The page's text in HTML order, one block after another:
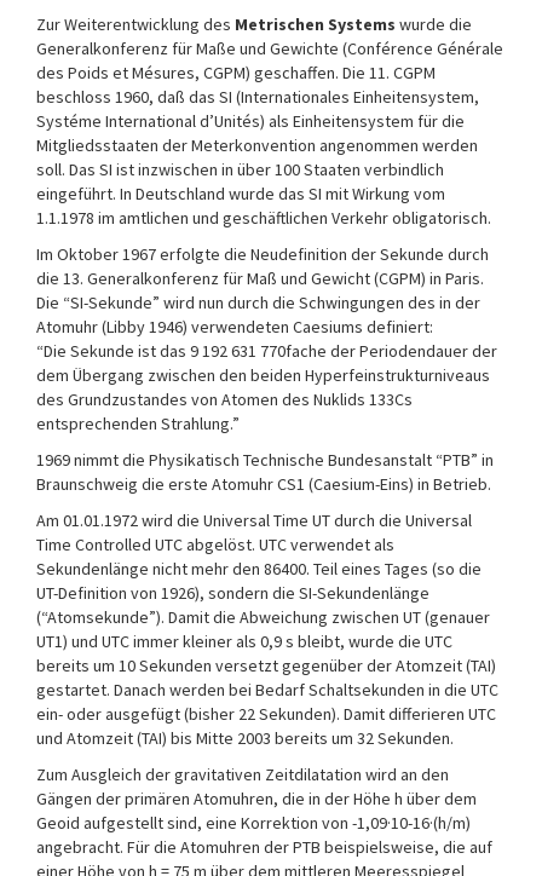
Zur Weiterentwicklung des Metrischen Systems wurde die
Generalkonferenz für Maße und Gewichte (Conférence Générale
des Poids et Mésures, CGPM) geschaffen. Die 11. CGPM
beschloss 1960, daß das SI (Internationales Einheitensystem,
Systéme International d’Unités) als Einheitensystem für die
Mitgliedsstaaten der Meterkonvention angenommen werden
soll. Das SI ist inzwischen in über 100 Staaten verbindlich
eingeführt. In Deutschland wurde das SI mit Wirkung vom
1.1.1978 im amtlichen und geschäftlichen Verkehr obligatorisch.
Im Oktober 1967 erfolgte die Neudefinition der Sekunde durch
die 13. Generalkonferenz für Maß und Gewicht (CGPM) in Paris.
Die “SI-Sekunde” wird nun durch die Schwingungen des in der
Atomuhr (Libby 1946) verwendeten Caesiums definiert:
“Die Sekunde ist das 9 192 631 770fache der Periodendauer der
dem Übergang zwischen den beiden Hyperfeinstrukturniveaus
des Grundzustandes von Atomen des Nuklids 133Cs
entsprechenden Strahlung.”
1969 nimmt die Physikatisch Technische Bundesanstalt “PTB” in
Braunschweig die erste Atomuhr CS1 (Caesium-Eins) in Betrieb.
Am 01.01.1972 wird die Universal Time UT durch die Universal
Time Controlled UTC abgelöst. UTC verwendet als
Sekundenlänge nicht mehr den 86400. Teil eines Tages (so die
UT-Definition von 1926), sondern die SI-Sekundenlänge
(“Atomsekunde”). Damit die Abweichung zwischen UT (genauer
UT1) und UTC immer kleiner als 0,9 s bleibt, wurde die UTC
bereits um 10 Sekunden versetzt gegenüber der Atomzeit (TAI)
gestartet. Danach werden bei Bedarf Schaltsekunden in die UTC
ein- oder ausgefügt (bisher 22 Sekunden). Damit differieren UTC
und Atomzeit (TAI) bis Mitte 2003 bereits um 32 Sekunden.
Zum Ausgleich der gravitativen Zeitdilatation wird an den
Gängen der primären Atomuhren, die in der Höhe h über dem
Geoid aufgestellt sind, eine Korrektion von -1,09·10-16·(h/m)
angebracht. Für die Atomuhren der PTB beispielsweise, die auf
einer Höhe von h = 75 m über dem mittleren Meeresspiegel